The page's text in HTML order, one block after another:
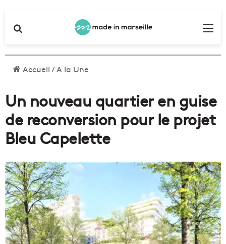
Accueil/A la Une
Un nouveau quartier en guise
de reconversion pour le projet
Bleu Capelette